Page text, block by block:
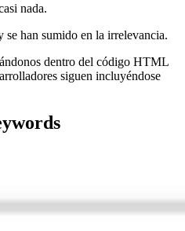
nada.
se han sumido en la irrelevancia.
dentro del código HTML
siguen incluyéndose